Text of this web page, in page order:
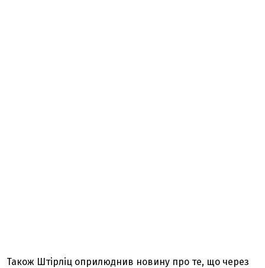
Також Штірліц оприлюднив новину про те, що через